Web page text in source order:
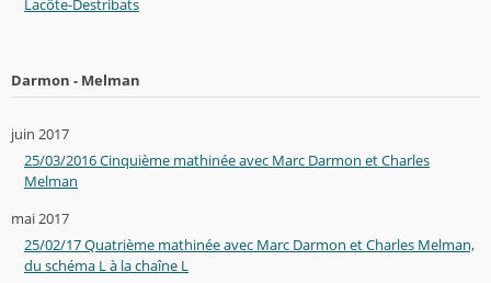
Lacôte-Destribats
Darmon - Melman
juin 2017
25/03/2016 Cinquième mathinée avec Marc Darmon et Charles
Melman
mai 2017
25/02/17 Quatrième mathinée avec Marc Darmon et Charles Melman,
du schéma L à la chaîne L